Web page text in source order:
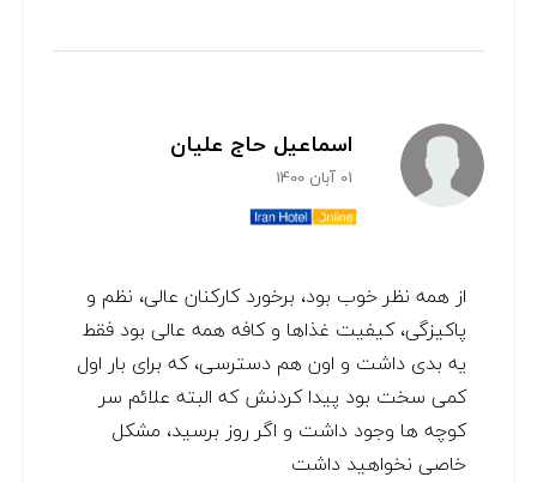
اسماعیل حاج علیان
01 آبان 1400
از همه نظر خوب بود، برخورد کارکنان عالی، نظم و
پاکیزگی، کیفیت غذاها و کافه همه عالی بود فقط
یه بدی داشت و اون هم دسترسی، که برای بار اول
کمی سخت بود پیدا کردنش که البته علائم سر
کوچه ها وجود داشت و اگر روز برسید، مشکل
خاصی نخواهید داشت